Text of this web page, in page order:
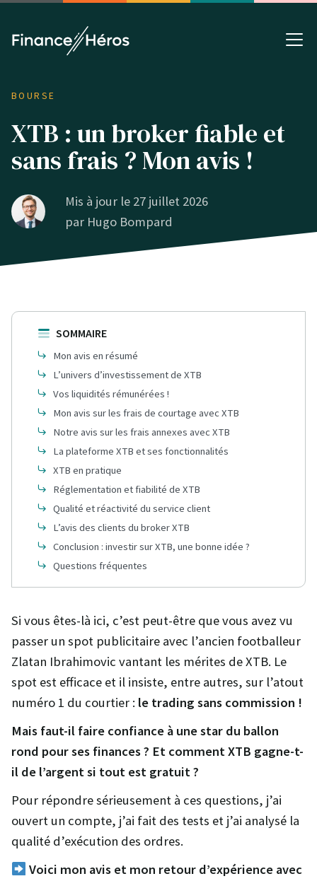
BOURSE
XTB : un broker fiable et
sans frais ? Mon avis !
Mis à jour le 27 juillet 2026
par Hugo Bompard
SOMMAIRE
Mon avis en résumé
L’univers d’investissement de XTB
Vos liquidités rémunérées !
Mon avis sur les frais de courtage avec XTB
Notre avis sur les frais annexes avec XTB
La plateforme XTB et ses fonctionnalités
XTB en pratique
Réglementation et fiabilité de XTB
Qualité et réactivité du service client
L’avis des clients du broker XTB
Conclusion : investir sur XTB, une bonne idée ?
Questions fréquentes
Si vous êtes-là ici, c’est peut-être que vous avez vu
passer un spot publicitaire avec l’ancien footballeur
Zlatan Ibrahimovic vantant les mérites de XTB. Le
spot est efficace et il insiste, entre autres, sur l’atout
numéro 1 du courtier : le trading sans commission !
Mais faut-il faire confiance à une star du ballon
rond pour ses finances ? Et comment XTB gagne-t-
il de l’argent si tout est gratuit ?
Pour répondre sérieusement à ces questions, j’ai
ouvert un compte, j’ai fait des tests et j’ai analysé la
qualité d’exécution des ordres.
Voici mon avis et mon retour d’expérience avec